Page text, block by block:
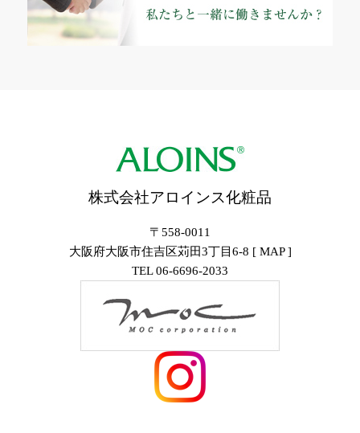
株式会社アロインス化粧品
〒558-0011
大阪府大阪市住吉区苅田3丁目6-8 [ MAP]
TEL06-6696-2033